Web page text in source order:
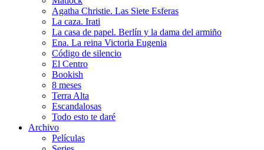
Agatha Christie. Las Siete Esferas
La caza. Irati
La casa de papel. Berlín y la dama del armiño
Ena. La reina Victoria Eugenia
Código de silencio
El Centro
Bookish
8 meses
Terra Alta
Escandalosas
Todo esto te daré
Archivo
Películas